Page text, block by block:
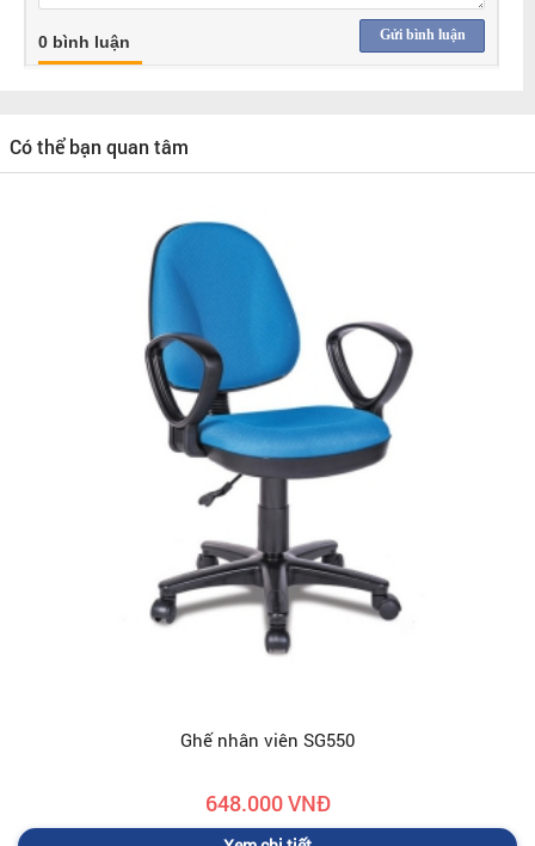
Gửi bình luận
0 bình luận
Có thể bạn quan tâm
Ghế nhân viên SG550
648.000 VNĐ